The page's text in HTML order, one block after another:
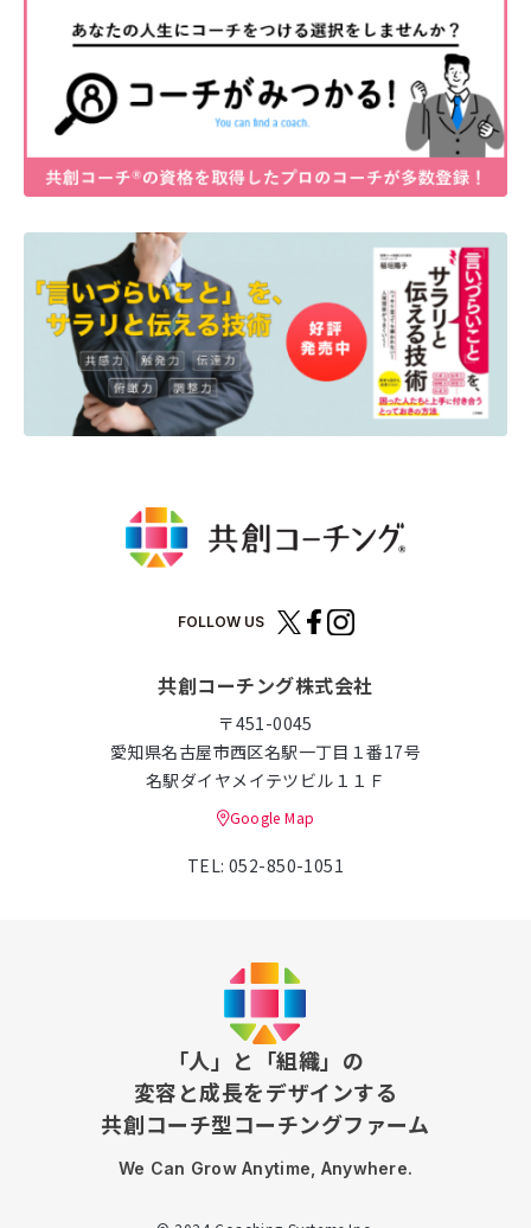
FOLLOW US
共創コーチング株式会社
〒451-0045
愛知県名古屋市西区名駅一丁目１番17号
名駅ダイヤメイテツビル１１Ｆ
Google Map
TEL: 052-850-1051
「人」と「組織」の
変容と成長をデザインする
共創コーチ型コーチングファーム
We Can Grow Anytime, Anywhere.